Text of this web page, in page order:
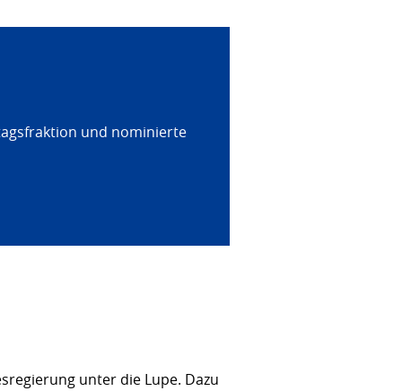
und nominierte
unter die Lupe. Dazu